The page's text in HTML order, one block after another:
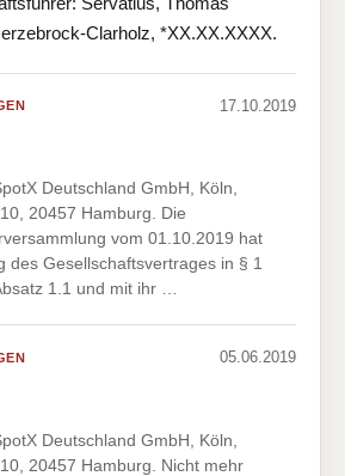
Clarholz, *XX.XX.XXXX.
17.10.2019
Deutschland GmbH, Köln,
20457 Hamburg. Die
vom 01.10.2019 hat
des Gesellschaftsvertrages in § 1
1.1 und mit ihr …
05.06.2019
Deutschland GmbH, Köln,
20457 Hamburg. Nicht mehr